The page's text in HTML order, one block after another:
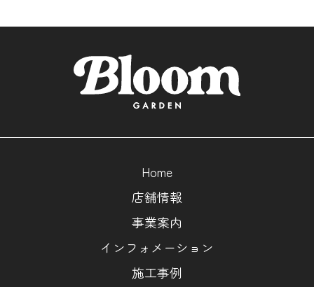
Home
店舗情報
事業案内
インフォメーション
施工事例